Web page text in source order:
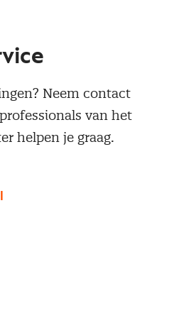
Neem contact
van het
helpen je graag.